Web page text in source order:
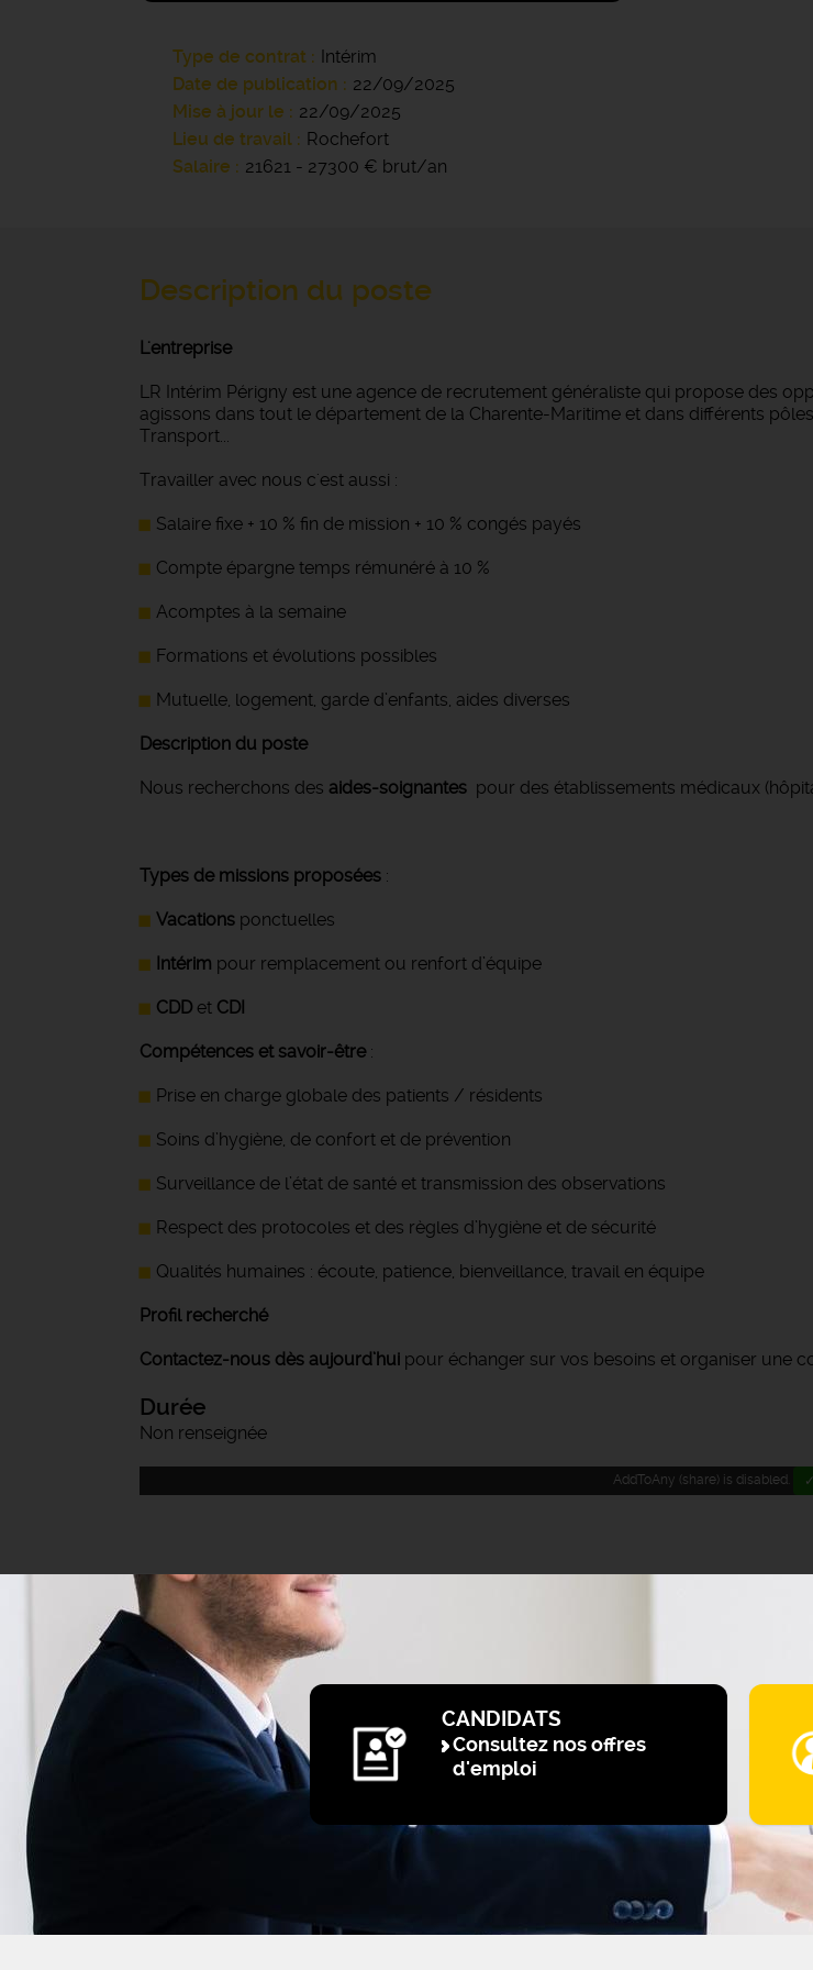
Type de contrat
Intérim
Date de publication
22/09/2025
Mise à jour le
22/09/2025
Lieu de travail
Rochefort
Salaire
21621 - 27300 € brut/an
Description du poste
L'entreprise
LR Intérim Périgny est une agence de recrutement généraliste qui propose des
agissons dans tout le département de la Charente-Maritime et dans différents
Transport...
Travailler avec nous c'est aussi :
Salaire fixe + 10 % fin de mission + 10 % congés payés
Compte épargne temps rémunéré à 10 %
Acomptes à la semaine
Formations et évolutions possibles
Mutuelle, logement, garde d’enfants, aides diverses
Description du poste
Nous recherchons des aides-soignantes pour des établissements médicaux
Types de missions proposées :
Vacations ponctuelles
Intérim pour remplacement ou renfort d’équipe
CDD et CDI
Compétences et savoir-être:
Prise en charge globale des patients / résidents
Soins d’hygiène, de confort et de prévention
Surveillance de l’état de santé et transmission des observations
Respect des protocoles et des règles d’hygiène et de sécurité
Qualités humaines : écoute, patience, bienveillance, travail en équipe
Profil recherché
Contactez-nous dès aujourd’hui pour échanger sur vos besoins et organiser une
Durée
Non renseignée
AddToAny (share) is disabled.
CANDIDATS
Consultez nos offres
d'emploi